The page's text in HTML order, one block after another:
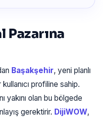
Başakşehir, yeni planlı
profiline sahip.
yakını olan bu bölgede
gerektirir. DijiWOW,